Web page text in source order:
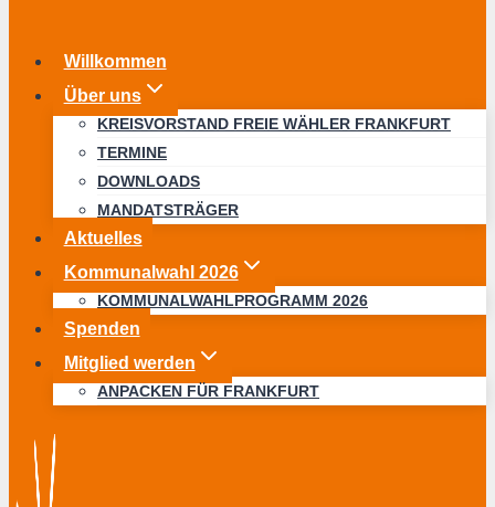
Willkommen
Über uns
KREISVORSTAND FREIE WÄHLER FRANKFURT
TERMINE
DOWNLOADS
MANDATSTRÄGER
Aktuelles
Kommunalwahl 2026
KOMMUNALWAHLPROGRAMM 2026
Spenden
Mitglied werden
ANPACKEN FÜR FRANKFURT